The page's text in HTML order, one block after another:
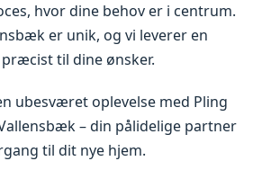
hvor dine behov er i centrum.
er unik, og vi leverer en
til dine ønsker.
ubesværet oplevelse med Pling
– din pålidelige partner
til dit nye hjem.